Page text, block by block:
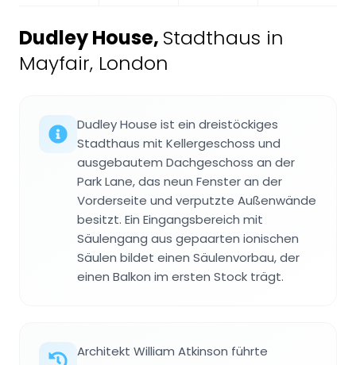
Dudley House, Stadthaus in
Mayfair, London
Dudley House ist ein dreistöckiges
Stadthaus mit Kellergeschoss und
ausgebautem Dachgeschoss an der
Park Lane, das neun Fenster an der
Vorderseite und verputzte Außenwände
besitzt. Ein Eingangsbereich mit
Säulengang aus gepaarten ionischen
Säulen bildet einen Säulenvorbau, der
einen Balkon im ersten Stock trägt.
Architekt William Atkinson führte